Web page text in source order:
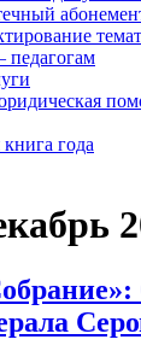
педагогам
года